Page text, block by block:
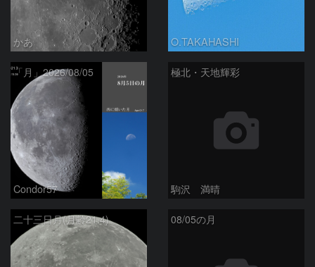
かあ O.TAKAHASHI
「月」2026/08/05
Condor57
極北・天地輝彩
駒沢 満晴
二十三日月(月齢21.4) 08/05の月